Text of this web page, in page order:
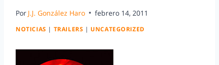
Por J.J. González Haro febrero 14, 2011
NOTICIAS | TRAILERS | UNCATEGORIZED